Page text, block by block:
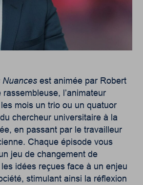
Nuances est animée par Robert
l’animateur
mois un trio ou un quatuor
chercheur universitaire à la
en passant par le travailleur
Chaque épisode vous
jeu de changement de
idées reçues face à un enjeu
stimulant ainsi la réflexion